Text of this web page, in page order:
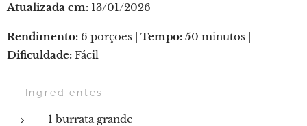
Atualizada em: 13/01/2026
Rendimento: 6 porções | Tempo: 50 minutos |
Dificuldade: Fácil
🛒 Ingredientes
1 burrata grande